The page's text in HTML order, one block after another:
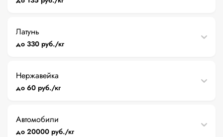
Латунь
до 330 руб./кг
Нержавейка
до 60 руб./кг
Автомобили
до 20000 руб./кг